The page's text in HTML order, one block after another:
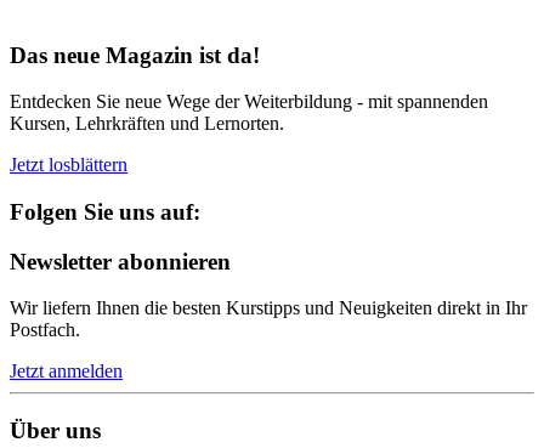
Das neue Magazin ist da!
Entdecken Sie neue Wege der Weiterbildung - mit spannenden
Kursen, Lehrkräften und Lernorten.
Jetzt losblättern
Folgen Sie uns auf:
Newsletter abonnieren
Wir liefern Ihnen die besten Kurstipps und Neuigkeiten direkt in Ihr
Postfach.
Jetzt anmelden
Über uns